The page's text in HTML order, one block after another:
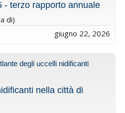
- terzo rapporto annuale
di)
giugno 22, 2026
nella città di